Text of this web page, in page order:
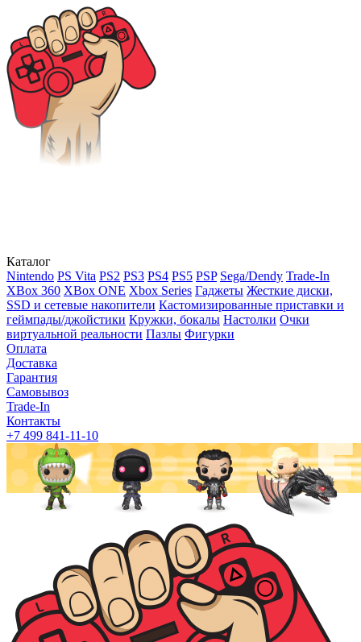
Каталог
Nintendo PS Vita PS2 PS3 PS4 PS5 PSP Sega/Dendy Trade-In
XBox 360 XBox ONE Xbox Series Гаджеты Жесткие диски,
SSD и сетевые накопители Кастомизированные приставки и
геймпады/джойстики Кружки, бокалы Настолки Очки
виртуальной реальности Пазлы Фигурки
Оплата
Доставка
Гарантия
Самовывоз
Trade-In
Контакты
+7 499 841-11-10